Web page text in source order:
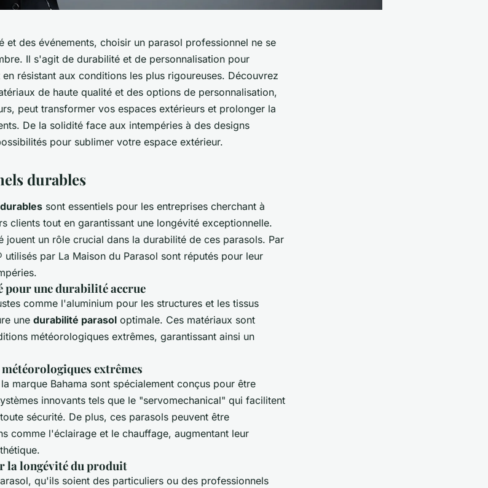
et des événements, choisir un parasol professionnel ne se
Il s'agit de durabilité et de personnalisation pour
résistant aux conditions les plus rigoureuses. Découvrez
de haute qualité et des options de personnalisation,
peut transformer vos espaces extérieurs et prolonger la
De la solidité face aux intempéries à des designs
pour sublimer votre espace extérieur.
durables
sont essentiels pour les entreprises cherchant à
clients tout en garantissant une longévité exceptionnelle.
jouent un rôle crucial dans la durabilité de ces parasols. Par
utilisés par La Maison du Parasol sont réputés pour leur
pour une durabilité accrue
comme l'aluminium pour les structures et les tissus
une durabilité parasol optimale. Ces matériaux sont
météorologiques extrêmes, garantissant ainsi un
extrêmes
marque Bahama sont spécialement conçus pour être
innovants tels que le "servomechanical" qui facilitent
sécurité. De plus, ces parasols peuvent être
comme l'éclairage et le chauffage, augmentant leur
la longévité du produit
qu'ils soient des particuliers ou des professionnels